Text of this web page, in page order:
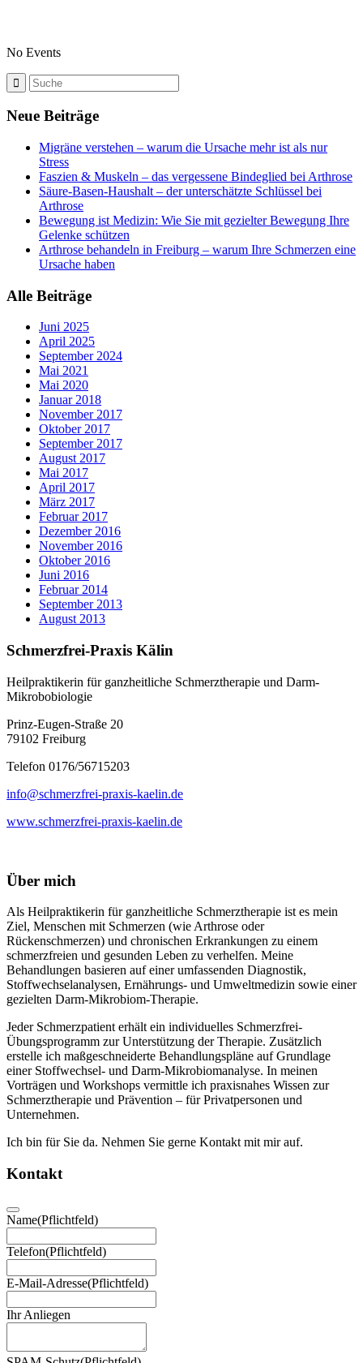
No Events
Neue Beiträge
Migräne verstehen – warum die Ursache mehr ist als nur
Stress
Faszien & Muskeln – das vergessene Bindeglied bei Arthrose
Säure-Basen-Haushalt – der unterschätzte Schlüssel bei
Arthrose
Bewegung ist Medizin: Wie Sie mit gezielter Bewegung Ihre
Gelenke schützen
Arthrose behandeln in Freiburg – warum Ihre Schmerzen eine
Ursache haben
Alle Beiträge
Juni 2025
April 2025
September 2024
Mai 2021
Mai 2020
Januar 2018
November 2017
Oktober 2017
September 2017
August 2017
Mai 2017
April 2017
März 2017
Februar 2017
Dezember 2016
November 2016
Oktober 2016
Juni 2016
Februar 2014
September 2013
August 2013
Schmerzfrei-Praxis Kälin
Heilpraktikerin für ganzheitliche Schmerztherapie und Darm-
Mikrobobiologie
Prinz-Eugen-Straße 20
79102 Freiburg
Telefon 0176/56715203
info@schmerzfrei-praxis-kaelin.de
www.schmerzfrei-praxis-kaelin.de
Über mich
Als Heilpraktikerin für ganzheitliche Schmerztherapie ist es mein
Ziel, Menschen mit Schmerzen (wie Arthrose oder
Rückenschmerzen) und chronischen Erkrankungen zu einem
schmerzfreien und gesunden Leben zu verhelfen. Meine
Behandlungen basieren auf einer umfassenden Diagnostik,
Stoffwechselanalysen, Ernährungs- und Umweltmedizin sowie einer
gezielten Darm-Mikrobiom-Therapie.
Jeder Schmerzpatient erhält ein individuelles Schmerzfrei-
Übungsprogramm zur Unterstützung der Therapie. Zusätzlich
erstelle ich maßgeschneiderte Behandlungspläne auf Grundlage
einer Stoffwechsel- und Darm-Mikrobiomanalyse. In meinen
Vorträgen und Workshops vermittle ich praxisnahes Wissen zur
Schmerztherapie und Prävention – für Privatpersonen und
Unternehmen.
Ich bin für Sie da. Nehmen Sie gerne Kontakt mit mir auf.
Kontakt
Name(Pflichtfeld)
Telefon(Pflichtfeld)
E-Mail-Adresse(Pflichtfeld)
Ihr Anliegen